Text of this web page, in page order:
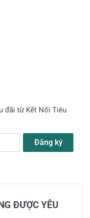
đãi từ Kết Nối Tiêu
Đăng ký
ĐƯỢC YÊU